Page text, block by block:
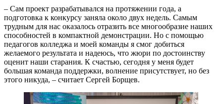
– Сам проект разрабатывался на протяжении года, а
подготовка к конкурсу заняла около двух недель. Самым
трудным для нас оказалось отразить все многообразие наших
способностей в компактной демонстрации. Но с помощью
педагогов колледжа и моей команды я смог добиться
желаемого результата и надеюсь, что жюри по достоинству
оценит наши старания. К счастью, сегодня у меня будет
большая команда поддержки, волнение присутствует, но без
этого никуда, – считает Сергей Борщев.